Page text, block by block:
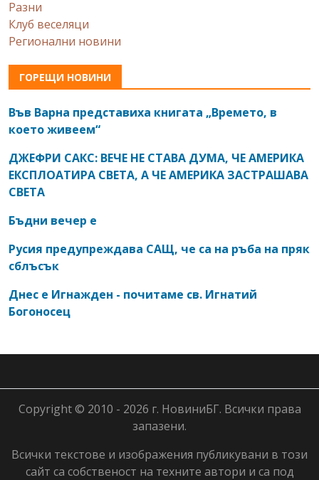
Разни
Клуб веселяци
Регионални новини
ГОРЕЩИ НОВИНИ
Във Варна представиха книгата „Времето, в
което живеем“
ДЖЕФРИ САКС: ВЕЧЕ НЕ СТАВА ДУМА, ЧЕ АМЕРИКА
ЕКСПЛОАТИРА СВЕТА, А ЧЕ АМЕРИКА ЗАСТРАШАВА
СВЕТА
Бъдни вечер е
Русия предупреждава САЩ, че са на ръба на пряк
сблъсък
Днес е Игнажден - почитаме св. Игнатий
Богоносец
Copyright © 2010 - 2026 г. НовиниБГ. Всички права
запазени.
Всички текстове и изображения публикувани в този
сайт са собственост на техните автори и са под